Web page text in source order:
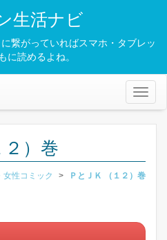
生活ナビ
繋がっていればスマホ・タブレッ
に読めるよね。
２）巻
女性コミック > ＰとＪＫ （１２）巻